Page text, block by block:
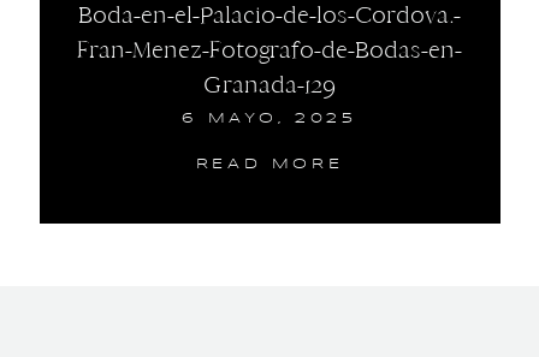
Boda-en-el-Palacio-de-los-Cordova.-
Fran-Menez-Fotografo-de-Bodas-en-
Granada-129
6 MAYO, 2025
READ MORE